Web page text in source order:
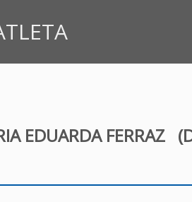
EDUARDA FERRAZ